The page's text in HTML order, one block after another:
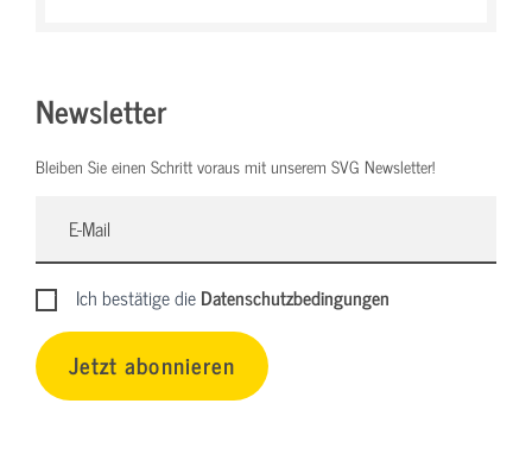
Newsletter
Bleiben Sie einen Schritt voraus mit unserem SVG Newsletter!
Ich bestätige dieDatenschutzbedingungen
Jetzt abonnieren